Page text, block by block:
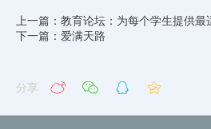
上一篇：教育论坛：为每个学生提供最
下一篇：爱满天路
分享